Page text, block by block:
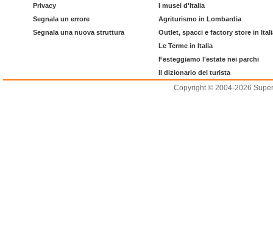
Privacy
Segnala un errore
Segnala una nuova struttura
I musei d'Italia
Agriturismo in Lombardia
Outlet, spacci e factory store in
Le Terme in Italia
Festeggiamo l'estate nei parchi
Il dizionario del turista
Copyright © 2004-2026